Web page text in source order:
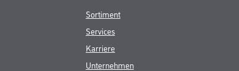
Sortiment
Services
Karriere
Unternehmen